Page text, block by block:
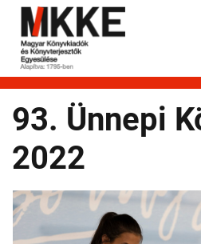
93. Ünnepi
2022